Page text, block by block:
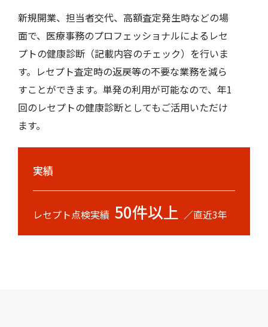
新規開業、担当者交代、高額査定発生時などの場
面で、医療事務のプロフェッショナルによるレセ
プトの健康診断（記載内容のチェック）を行いま
す。レセプト査定時の返戻等の不要な業務を減ら
すことができます。単発の利用が可能なので、年1
回のレセプトの健康診断としてもご活用いただけ
ます。
実績
レセプト点検実績 50件以上 ／直近3年